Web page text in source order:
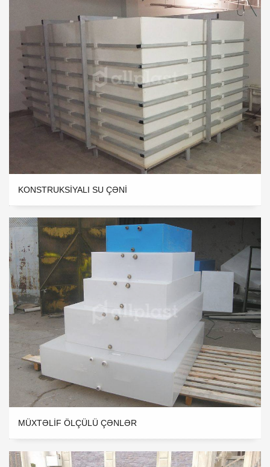
KONSTRUKSIYALI SU ÇƏNI
MÜXTƏLIF ÖLÇÜLÜ ÇƏNLƏR